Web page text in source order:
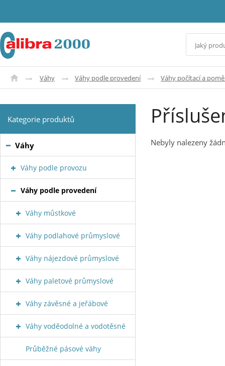
Váhy Váhy podle provedení Váhy počítací a
Nebyly nalezeny
Kategorie produktů
Váhy
Váhy podle provozu
Váhy podle provedení
Váhy můstkové
Váhy podlahové průmyslové
Váhy nájezdové průmyslové
Váhy paletové průmyslové
Váhy závěsné a jeřábové
Váhy voděodolné a vodotěsné
Průběžné pásové váhy